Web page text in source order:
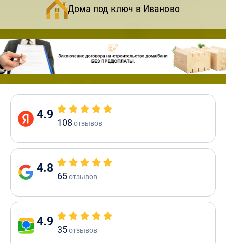
Дома под ключ в Иваново
4.9
108 отзывов
4.8
65отзывов
4.9
35отзывов